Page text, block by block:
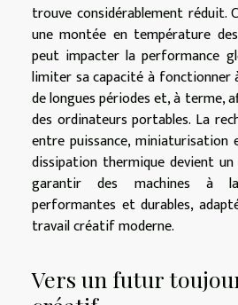
trouve considérablement réduit.
une montée en température
peut impacter la performance
limiter sa capacité à fonctionner
de longues périodes et, à terme,
des ordinateurs portables. La
entre puissance,
dissipation thermique devient
garantir des machines à
performantes et durables,
travail créatif moderne.
Vers un futur